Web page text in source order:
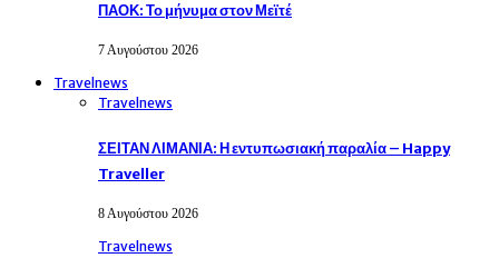
ΠΑΟΚ: Το μήνυμα στον Μεϊτέ
7 Αυγούστου 2026
Travelnews
Travelnews
ΣΕΙΤΑΝ ΛΙΜΑΝΙΑ: Η εντυπωσιακή παραλία – Happy
Traveller
8 Αυγούστου 2026
Travelnews